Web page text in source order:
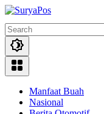
Skip
content
Manfaat Buah
Nasional